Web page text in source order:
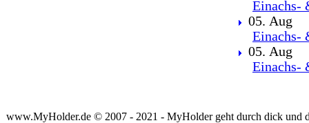
Einachs-
05. Aug
Einachs-
05. Aug
Einachs-
www.MyHolder.de © 2007 - 2021 - MyHolder geht durch dick und